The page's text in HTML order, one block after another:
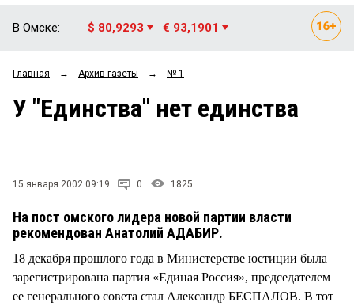
ОБЩЕСТВО
ЗАКОН
ПРОИСШЕСТВИЯ
СТИЛЬ ЖИЗНИ
Рейтинги
В Омске: $ 80,9293 € 93,1901
Главная → Архив газеты → № 1
У "Единства" нет единства
15 января 2002 09:19 0 1825
На пост омского лидера новой партии власти
рекомендован Анатолий АДАБИР.
18 декабря прошлого года в Министерстве юстиции была
зарегистрирована партия «Единая Россия», председателем
ее генерального совета стал Александр БЕСПАЛОВ. В тот